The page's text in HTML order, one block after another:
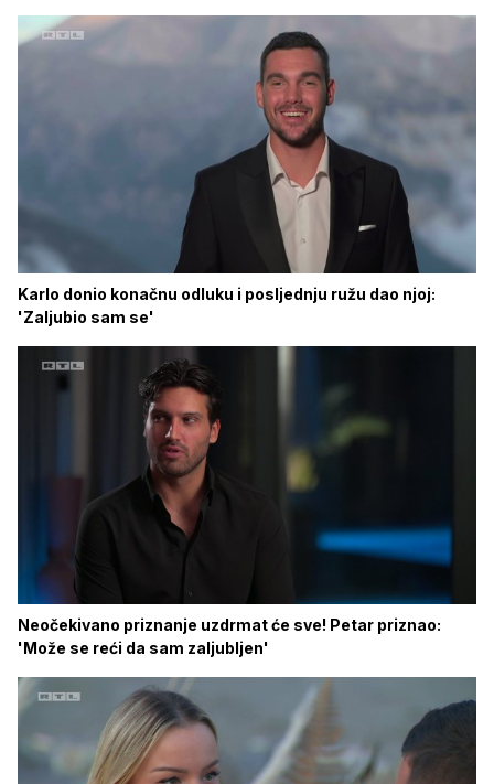
Karlo donio konačnu odluku i posljednju ružu dao njoj:
'Zaljubio sam se'
Neočekivano priznanje uzdrmat će sve! Petar priznao:
'Može se reći da sam zaljubljen'